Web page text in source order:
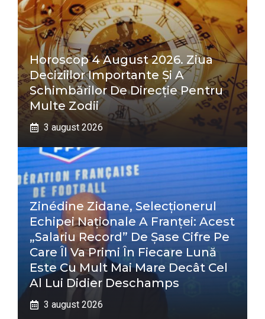
Horoscop 4 August 2026. Ziua
Deciziilor Importante Și A
Schimbărilor De Direcție Pentru
Multe Zodii
3 august 2026
Zinédine Zidane, Selecționerul
Echipei Naționale A Franței: Acest
„salariu Record” De Șase Cifre Pe
Care Îl Va Primi În Fiecare Lună
Este Cu Mult Mai Mare Decât Cel
Al Lui Didier Deschamps
3 august 2026